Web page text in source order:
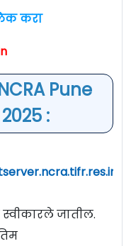
करा
Pune
:
स्वीकारले जातील.